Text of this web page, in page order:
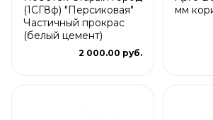
(1СГ8ф) "Персиковая"
Частичный прокрас
(белый цемент)
2 000.00 руб.
мм